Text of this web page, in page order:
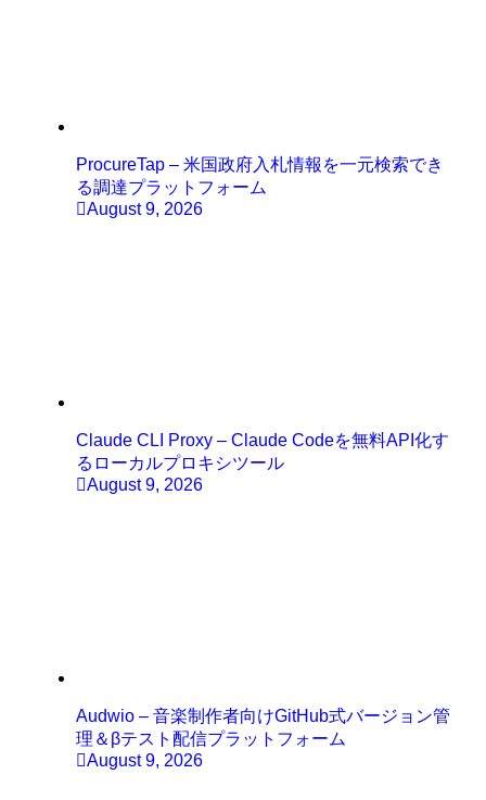
ProcureTap – 米国政府入札情報を一元検索でき
る調達プラットフォーム
August 9, 2026
Claude CLI Proxy – Claude Codeを無料API化す
るローカルプロキシツール
August 9, 2026
Audwio – 音楽制作者向けGitHub式バージョン管
理＆βテスト配信プラットフォーム
August 9, 2026